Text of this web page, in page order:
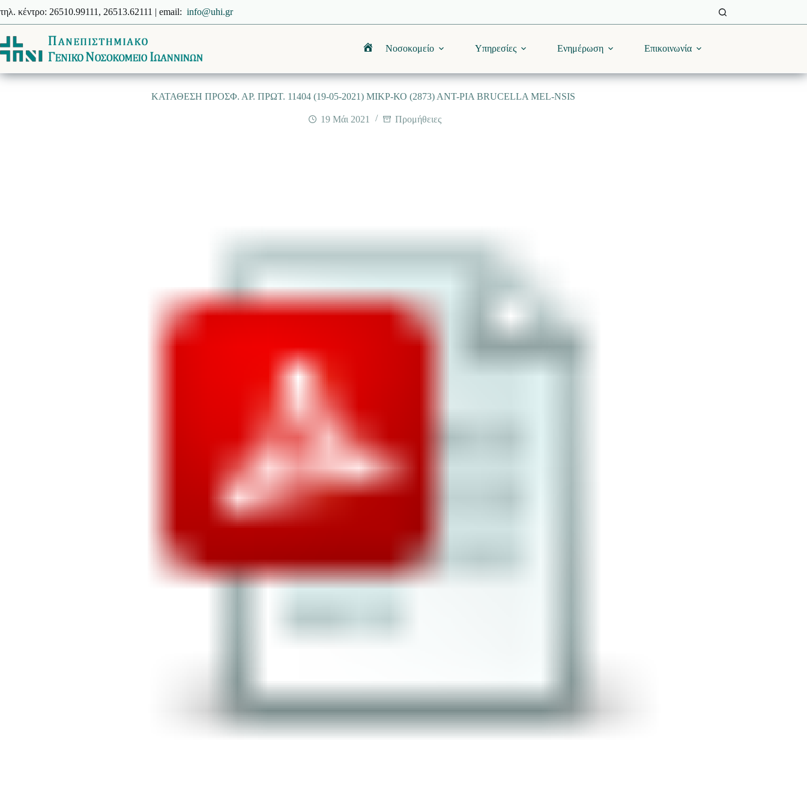
στο
περιεχόμενο
τηλ. κέντρο: 26510.99111, 26513.62111 | email: info@uhi.gr
ΑρχικήΝοσοκομείο Υπηρεσίες Ενημέρωση Επικοινωνία
ΚΑΤΑΘΕΣΗ ΠΡΟΣΦ. ΑΡ. ΠΡΩΤ. 11404 (19-05-2021) ΜΙΚΡ-ΚΟ (2873) ΑΝΤ-ΡΙΑ BRUCELLA MEL-NSIS
19 Μάι 2021 Προμήθειες